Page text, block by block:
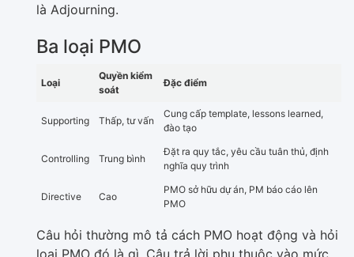
là Adjourning.
Ba loại PMO
Loại
Quyền kiểm
soát
Đặc điểm
Supporting Thấp, tư vấn
Cung cấp template, lessons learned,
đào tạo
Controlling Trung bình
Đặt ra quy tắc, yêu cầu tuân thủ, định
nghĩa quy trình
Directive Cao
PMO sở hữu dự án, PM báo cáo lên
PMO
Câu hỏi thường mô tả cách PMO hoạt động và hỏi
loại PMO đó là gì. Câu trả lời phụ thuộc vào mức